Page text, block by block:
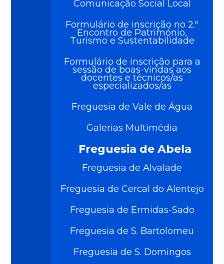
Comunicação Social Local
Formulário de inscrição no 2.º
Encontro de Património,
Turismo e Sustentabilidade
Formulário de inscrição para a
sessão de boas-vindas aos
docentes e técnicos/as
especializados/as
Freguesia de Vale de Água
Galerias Multimédia
Freguesia de Abela
Freguesia de Alvalade
Freguesia de Cercal do Alentejo
Freguesia de Ermidas-Sado
Freguesia de S. Bartolomeu
Freguesia de S. Domingos